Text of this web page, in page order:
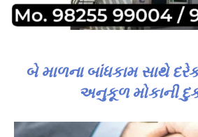
બે માળના બાંધકામ સાથે
અનુકૂળ મોકાની